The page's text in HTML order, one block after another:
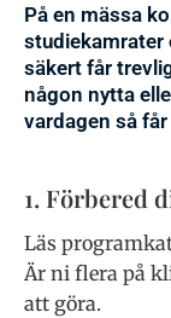
På en mässa
studiekamrater
säkert får
någon nytta
vardagen så
1. Förbered
Läs
Är ni flera på
att göra.